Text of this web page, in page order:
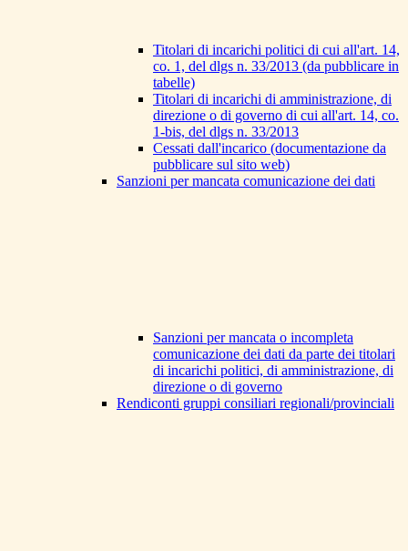
Titolari di incarichi politici di cui all'art. 14,
co. 1, del dlgs n. 33/2013 (da pubblicare in
tabelle)
Titolari di incarichi di amministrazione, di
direzione o di governo di cui all'art. 14, co.
1-bis, del dlgs n. 33/2013
Cessati dall'incarico (documentazione da
pubblicare sul sito web)
Sanzioni per mancata comunicazione dei dati
Sanzioni per mancata o incompleta
comunicazione dei dati da parte dei titolari
di incarichi politici, di amministrazione, di
direzione o di governo
Rendiconti gruppi consiliari regionali/provinciali